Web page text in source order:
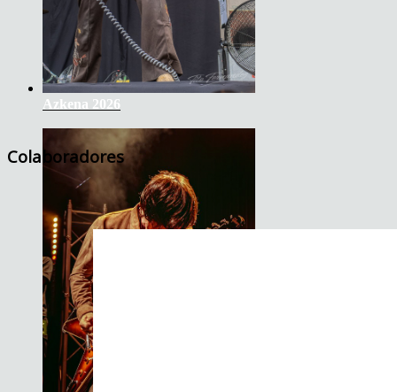
Azkena 2026
Colaboradores